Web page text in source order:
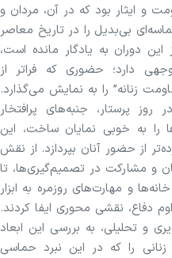
و ایثار بود که در آن، مردان و
بی‌بدیل را در تاریخ معاصر
دوران به یادگار مانده است،
دارد؛ حضوری که فراتر از
زنانه” را به نمایش می‌گذارد.
پرستار، جنبه‌های پرافتخار
را به خوبی نمایان ساخت، این
از حضور آنان بپردازد. از نقش
و مشارکت در تصمیم‌گیری‌ها، تا
و مهارت‌های روزمره به ابزار
دفاع، نقشی محوری ایفا کردند.
و تحلیلی، به بررسی این ابعاد
را که در این نبرد حماسی